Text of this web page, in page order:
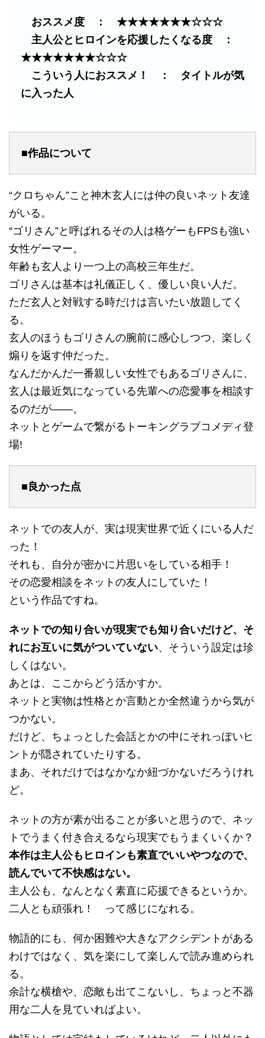
おススメ度 ： ★★★★★★★☆☆☆
主人公とヒロインを応援したくなる度 ：
★★★★★★★☆☆☆
こういう人におススメ！ ： タイトルが気
に入った人
■作品について
“クロちゃん”こと神木玄人には仲の良いネット友達
がいる。
“ゴリさん”と呼ばれるその人は格ゲーもFPSも強い
女性ゲーマー。
年齢も玄人より一つ上の高校三年生だ。
ゴリさんは基本は礼儀正しく、優しい良い人だ。
ただ玄人と対戦する時だけは言いたい放題してく
る。
玄人のほうもゴリさんの腕前に感心しつつ、楽しく
煽りを返す仲だった。
なんだかんだ一番親しい女性でもあるゴリさんに、
玄人は最近気になっている先輩への恋愛事を相談す
るのだが――。
ネットとゲームで繋がるトーキングラブコメディ登
場!
■良かった点
ネットでの友人が、実は現実世界で近くにいる人だ
った！
それも、自分が密かに片思いをしている相手！
その恋愛相談をネットの友人にしていた！
という作品ですね。
ネットでの知り合いが現実でも知り合いだけど、そ
れにお互いに気がついていない、そういう設定は珍
しくはない。
あとは、ここからどう活かすか。
ネットと実物は性格とか言動とか全然違うから気が
つかない。
だけど、ちょっとした会話とかの中にそれっぽいヒ
ントが隠されていたりする。
まあ、それだけではなかなか紐づかないだろうけれ
ど。
ネットの方が素が出ることが多いと思うので、ネッ
トでうまく付き合えるなら現実でもうまくいくか？
本作は主人公もヒロインも素直でいいやつなので、
読んでいて不快感はない。
主人公も、なんとなく素直に応援できるというか。
二人とも頑張れ！ って感じになれる。
物語的にも、何か困難や大きなアクシデントがある
わけではなく、気を楽にして楽しんで読み進められ
る。
余計な横槍や、恋敵も出てこないし、ちょっと不器
用な二人を見ていればよい。